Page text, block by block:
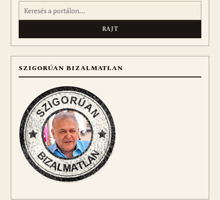
Keresés:
SZIGORÚAN BIZALMATLAN